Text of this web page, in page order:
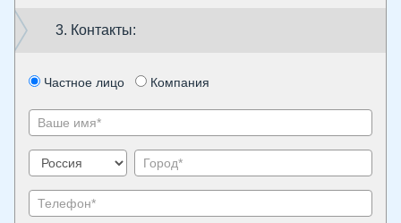
3. Контакты:
Частное лицо Компания